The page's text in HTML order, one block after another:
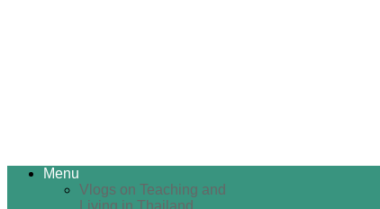
Menu
Vlogs on Teaching and
Living in Thailand